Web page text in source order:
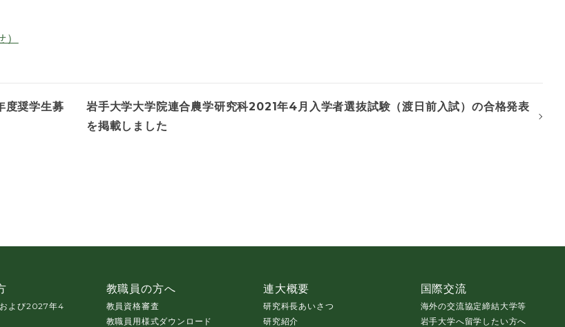
度奨学生募
岩手大学大学院連合農学研究科2021年4月入学者選抜試験（渡日前入試）の合格発表
を掲載しました
よび2027年4
教職員の方へ
教員資格審査
教職員用様式ダウンロード
連大概要
研究科長あいさつ
研究紹介
国際交流
海外の交流協定締結大学等
岩手大学へ留学したい方へ